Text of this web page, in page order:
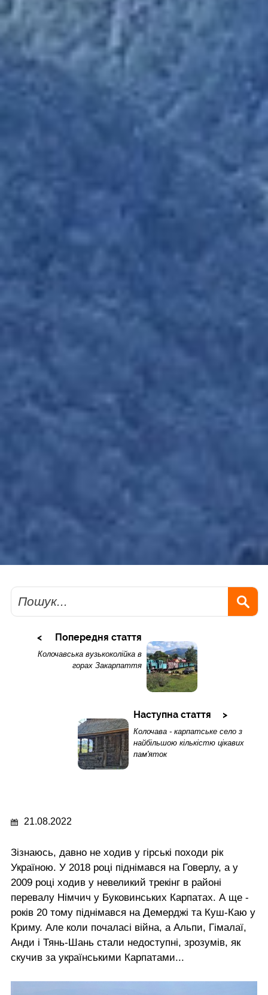
Пошук
Попередня стаття
Колочавська вузькоколійка в
горах Закарпаття
Наступна стаття
Колочава - карпатське село з
найбільшою кількістю цікавих
пам'яток
21.08.2022
Зізнаюсь, давно не ходив у гірські походи рік
Україною. У 2018 році піднімався на Говерлу, а у
2009 році ходив у невеликий трекінг в районі
перевалу Німчич у Буковинських Карпатах. А ще -
років 20 тому піднімався на Демерджі та Куш-Каю у
Криму. Але коли почаласі війна, а Альпи, Гімалаї,
Анди і Тянь-Шань стали недоступні, зрозумів, як
скучив за українськими Карпатами...